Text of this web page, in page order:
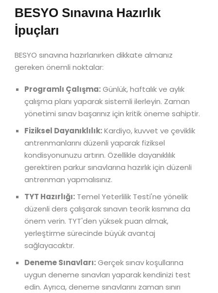
BESYO Sınavına Hazırlık
İpuçları
BESYO sınavına hazırlanırken dikkate almanız
gereken önemli noktalar:
Programlı Çalışma:Günlük, haftalık ve aylık
çalışma planı yaparak sistemli ilerleyin. Zaman
yönetimi sınav başarınız için kritik öneme sahiptir.
Fiziksel Dayanıklılık:Kardiyo, kuvvet ve çeviklik
antrenmanlarını düzenli yaparak fiziksel
kondisyonunuzu artırın. Özellikle dayanıklılık
gerektiren parkur sınavlarına hazırlık için düzenli
antrenman yapmalısınız.
TYT Hazırlığı: Temel Yeterlilik Testi'ne yönelik
düzenli ders çalışarak sınavın teorik kısmına da
önem verin. TYT'den yüksek puan almak,
yerleştirme sürecinde büyük avantaj
sağlayacaktır.
Deneme Sınavları:Gerçek sınav koşullarına
uygun deneme sınavları yaparak kendinizi test
edin. Ayrıca, deneme sınavlarını zaman sınırı